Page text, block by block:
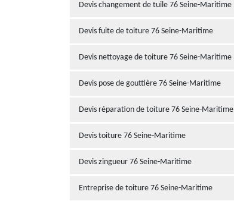
Devis changement de tuile 76 Seine-Maritime
Devis fuite de toiture 76 Seine-Maritime
Devis nettoyage de toiture 76 Seine-Maritime
Devis pose de gouttière 76 Seine-Maritime
Devis réparation de toiture 76 Seine-Maritime
Devis toiture 76 Seine-Maritime
Devis zingueur 76 Seine-Maritime
Entreprise de toiture 76 Seine-Maritime